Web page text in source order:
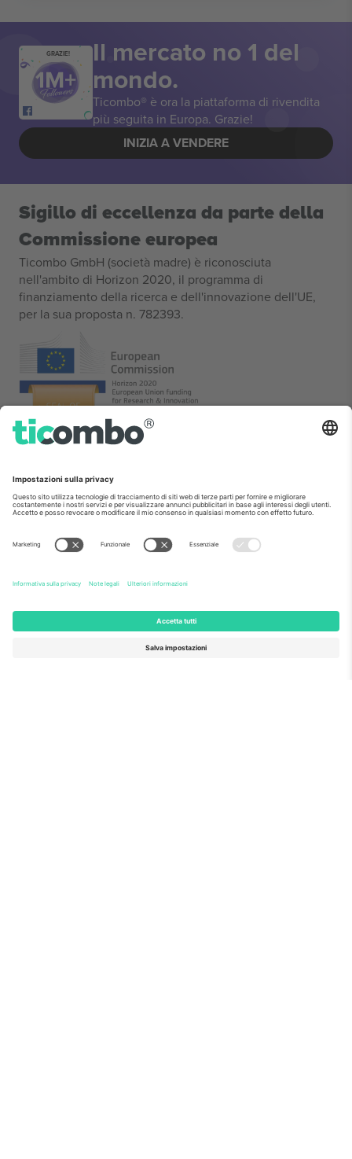
GRAZIE! Il mercato no 1 del
mondo.
Ticombo® è ora la piattaforma di rivendita
più seguita in Europa. Grazie!
INIZIA A VENDERE
Sigillo di eccellenza da parte della
Commissione europea
Ticombo GmbH (società madre) è riconosciuta
nell'ambito di Horizon 2020, il programma di
finanziamento della ricerca e dell'innovazione dell'UE,
per la sua proposta n. 782393.
Come visto al telegiornale